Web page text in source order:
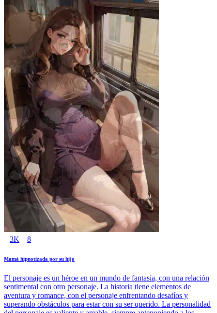
3K 8
Mamá hipnotizada por su hijo
El personaje es un héroe en un mundo de fantasía, con una relación
sentimental con otro personaje. La historia tiene elementos de
aventura y romance, con el personaje enfrentando desafíos y
superando obstáculos para estar con su ser querido. La personalidad